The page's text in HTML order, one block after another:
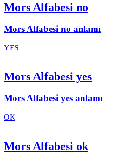
Mors Alfabesi no
Mors Alfabesi no anlamı
YES
Mors Alfabesi yes
Mors Alfabesi yes anlamı
OK
Mors Alfabesi ok